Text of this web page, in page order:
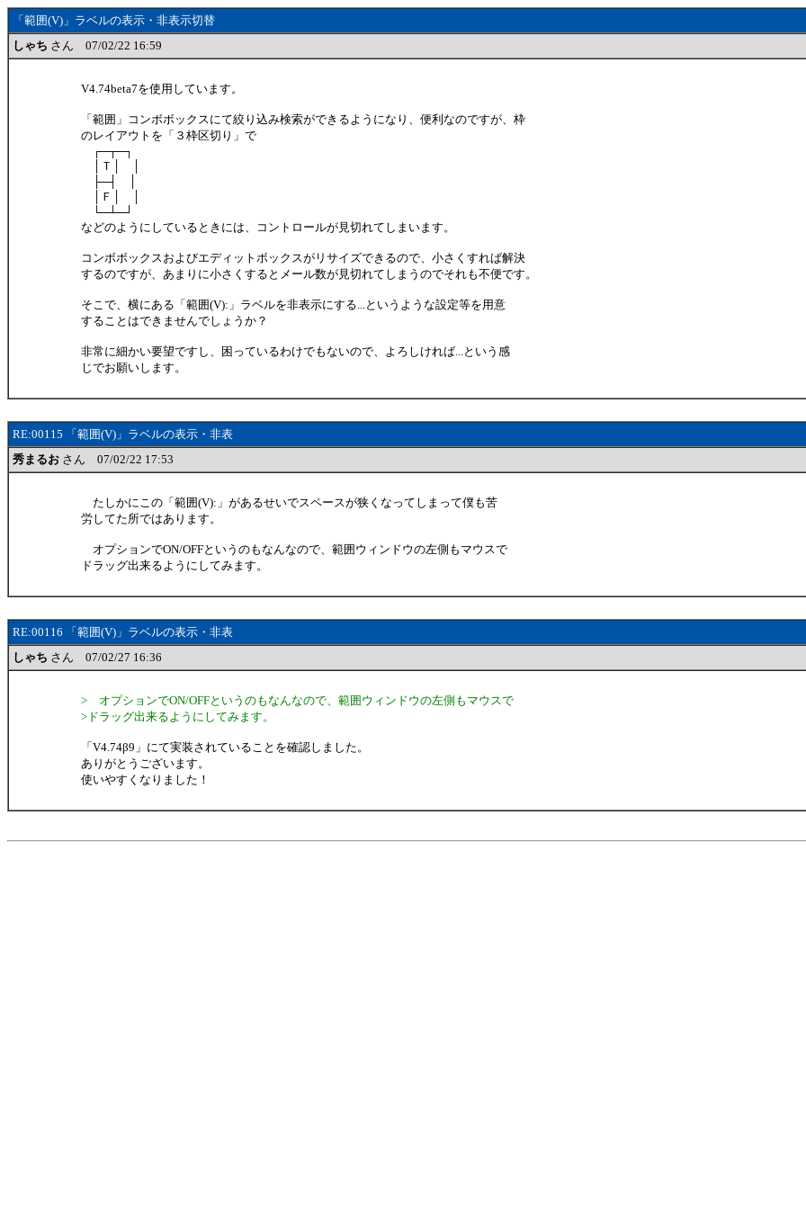
「範囲(V)」ラベルの表示・非表示切替
しゃち さん 07/02/22 16:59
V4.74beta7を使用しています。
「範囲」コンボボックスにて絞り込み検索ができるようになり、便利なのですが、枠
のレイアウトを「３枠区切り」で
┌─┬─┐
│Ｔ│ │
├─┤ │
│Ｆ│ │
└─┴─┘
などのようにしているときには、コントロールが見切れてしまいます。
コンボボックスおよびエディットボックスがリサイズできるので、小さくすれば解決
するのですが、あまりに小さくするとメール数が見切れてしまうのでそれも不便です。
そこで、横にある「範囲(V):」ラベルを非表示にする...というような設定等を用意
することはできませんでしょうか？
非常に細かい要望ですし、困っているわけでもないので、よろしければ...という感
じでお願いします。
RE:00115 「範囲(V)」ラベルの表示・非表
秀まるお さん 07/02/22 17:53
たしかにこの「範囲(V):」があるせいでスペースが狭くなってしまって僕も苦
労してた所ではあります。
オプションでON/OFFというのもなんなので、範囲ウィンドウの左側もマウスで
ドラッグ出来るようにしてみます。
RE:00116 「範囲(V)」ラベルの表示・非表
しゃち さん 07/02/27 16:36
> オプションでON/OFFというのもなんなので、範囲ウィンドウの左側もマウスで
>ドラッグ出来るようにしてみます。
「V4.74β9」にて実装されていることを確認しました。
ありがとうございます。
使いやすくなりました！